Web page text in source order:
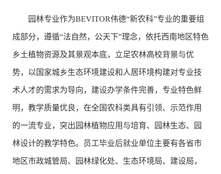
园林专业作为BEVITOR伟德“新农科”专业的重要组
成部分，遵循“法自然，公天下”理念，依托西南地区特色
乡土植物资源及其景观本底，立足农林高校背景与优
势，以国家城乡生态环境建设和人居环境构建对专业技
术人才的需求为导向，建设办学条件完善，专业特色鲜
明，教学质量优良，在全国农科类具有引领、示范作用
的一流专业，突出园林植物应用与培育、园林生态、园
林设计的教学特色。员工毕业后就业单位主要有各省市
地区市政城管局、园林绿化处、生态环境局、建设局，